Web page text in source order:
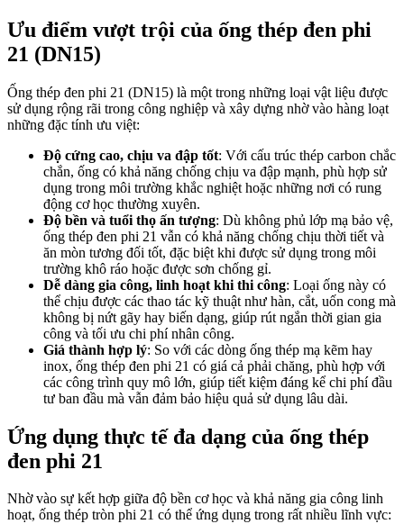
Ưu điểm vượt trội của ống thép đen phi
21 (DN15)
Ống thép đen phi 21 (DN15) là một trong những loại vật liệu được
sử dụng rộng rãi trong công nghiệp và xây dựng nhờ vào hàng loạt
những đặc tính ưu việt:
Độ cứng cao, chịu va đập tốt: Với cấu trúc thép carbon chắc
chắn, ống có khả năng chống chịu va đập mạnh, phù hợp sử
dụng trong môi trường khắc nghiệt hoặc những nơi có rung
động cơ học thường xuyên.
Độ bền và tuổi thọ ấn tượng: Dù không phủ lớp mạ bảo vệ,
ống thép đen phi 21 vẫn có khả năng chống chịu thời tiết và
ăn mòn tương đối tốt, đặc biệt khi được sử dụng trong môi
trường khô ráo hoặc được sơn chống gỉ.
Dễ dàng gia công, linh hoạt khi thi công: Loại ống này có
thể chịu được các thao tác kỹ thuật như hàn, cắt, uốn cong mà
không bị nứt gãy hay biến dạng, giúp rút ngắn thời gian gia
công và tối ưu chi phí nhân công.
Giá thành hợp lý: So với các dòng ống thép mạ kẽm hay
inox, ống thép đen phi 21 có giá cả phải chăng, phù hợp với
các công trình quy mô lớn, giúp tiết kiệm đáng kể chi phí đầu
tư ban đầu mà vẫn đảm bảo hiệu quả sử dụng lâu dài.
Ứng dụng thực tế đa dạng của ống thép
đen phi 21
Nhờ vào sự kết hợp giữa độ bền cơ học và khả năng gia công linh
hoạt, ống thép tròn phi 21 có thể ứng dụng trong rất nhiều lĩnh vực: